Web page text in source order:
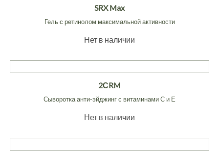
SRX Max
Гель с ретинолом максимальной активности
Нет в наличии
2СRM
Сыворотка анти-эйджинг с витаминами С и Е
Нет в наличии